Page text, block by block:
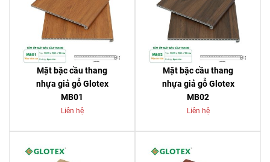
Mặt bậc cầu thang
nhựa giả gỗ Glotex
MB01
Liên hệ
Mặt bậc cầu thang
nhựa giả gỗ Glotex
MB02
Liên hệ